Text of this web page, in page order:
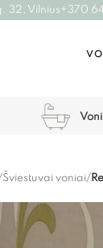
32, Vilnius +370
Šviestuvai voniai/